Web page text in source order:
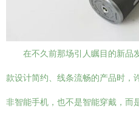
在不久前那场引人瞩目的新品
款设计简约、线条流畅的产品时，
非智能手机，也不是智能穿戴，而